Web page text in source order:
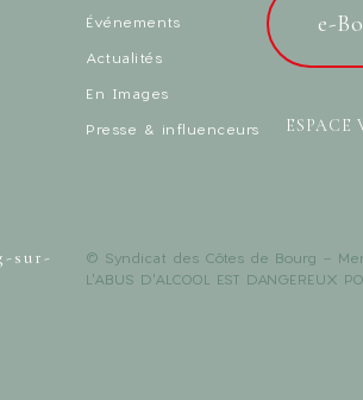
Événements
Actualités
En Images
Presse & influenceurs
e-
ESPACE
sur- © Syndicat des Côtes de Bourg -
L'ABUS D'ALCOOL EST DANGEREUX